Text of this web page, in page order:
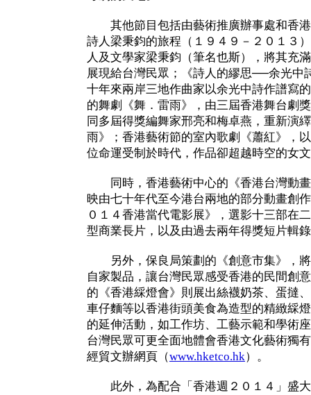
其他節目包括由藝術推廣辦事處和香
詩人梁秉鈞的旅程（１９４９－２０１３
人及文學家梁秉鈞（筆名也斯），將其充
展現給台灣民眾；《詩人的繆思──余光中
十年來兩岸三地作曲家以余光中詩作譜寫
的舞劇《舞．雷雨》，由三屆香港舞台劇
同多屆得獎編舞家邢亮和梅卓燕，重新演
雨》；香港藝術節的室內歌劇《蕭紅》，
位命運受制於時代，作品卻超越時空的女
同時，香港藝術中心的《香港台灣動畫
映由七十年代至今港台兩地的部分動畫創
０１４香港當代電影展》，選影十三部在
型商業長片，以及由過去兩年得獎短片輯
另外，保良局策劃的《創意市集》，將
自家製品，讓台灣民眾感受香港的民間創
的《香港綵燈會》則展出絲襪奶茶、蛋撻
車仔麵等以香港街頭美食為造型的精緻綵
的延伸活動，如工作坊、工藝示範和學術
台灣民眾可更全面地體會香港文化藝術獨
經貿文辦網頁（www.hketco.hk）。
此外，為配合「香港週２０１４」盛大